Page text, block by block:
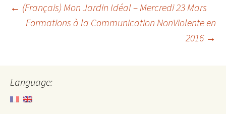
Post
← (Français) Mon Jardin Idéal – Mercredi 23 Mars
Formations à la Communication NonViolente en
2016 →
Language: